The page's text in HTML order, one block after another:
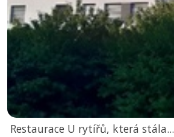
Restaurace U rytířů, která stála...